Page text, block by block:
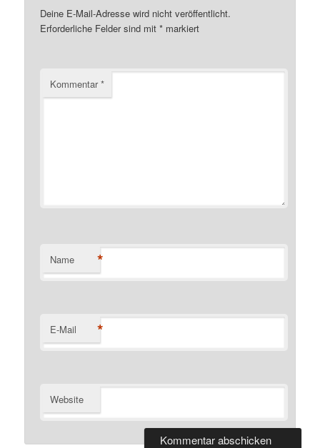
Deine E-Mail-Adresse wird nicht veröffentlicht.
Erforderliche Felder sind mit* markiert
Kommentar*
Name *
E-Mail *
Website